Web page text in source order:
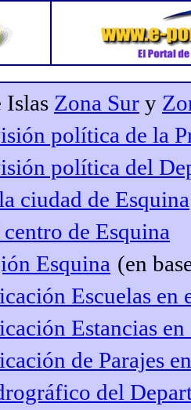
Islas Zona Sur y
política de la
política del
ciudad de Esquina
de Esquina
Esquina (en
Escuelas en
Estancias
de Parajes
del